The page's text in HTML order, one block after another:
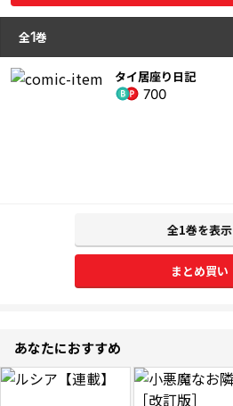
全1巻
タイ居座り日記
700
全1巻を表示
まとめ買い
あなたにおすすめ